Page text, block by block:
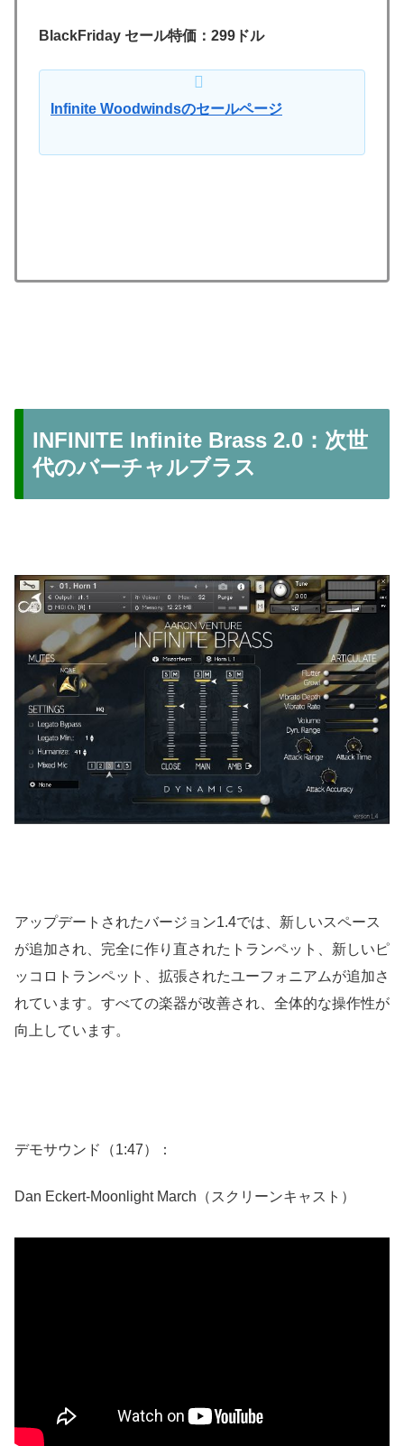
BlackFriday セール特価：299ドル
Infinite Woodwindsのセールページ
INFINITE Infinite Brass 2.0：次世
代のバーチャルブラス
アップデートされたバージョン1.4では、新しいスペース
が追加され、完全に作り直されたトランペット、新しいピ
ッコロトランペット、拡張されたユーフォニアムが追加さ
れています。すべての楽器が改善され、全体的な操作性が
向上しています。
デモサウンド（1:47）：
Dan Eckert-Moonlight March（スクリーンキャスト）